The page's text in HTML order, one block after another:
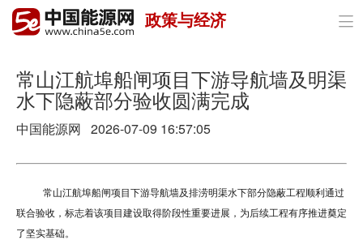
首页
政策与经济
油气
电力
新能源
政策与经济 
常山江航埠船闸项目下游导航墙及明渠
水下隐蔽部分验收圆满完成
中国能源网 2026-07-09 16:57:05
常山江航埠船闸项目下游导航墙及排涝明渠水下部分隐蔽工程顺利通过
联合验收，标志着该项目建设取得阶段性重要进展，为后续工程有序推进奠定
了坚实基础。